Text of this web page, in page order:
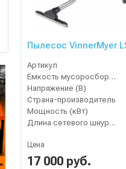
Пылесос VinnerMyer
Артикул
Ёмкость мусоросборника (л)
Напряжение (В)
Страна-производитель
Мощность (кВт)
Длина сетевого шнура (м)
Цена
17 000 руб.